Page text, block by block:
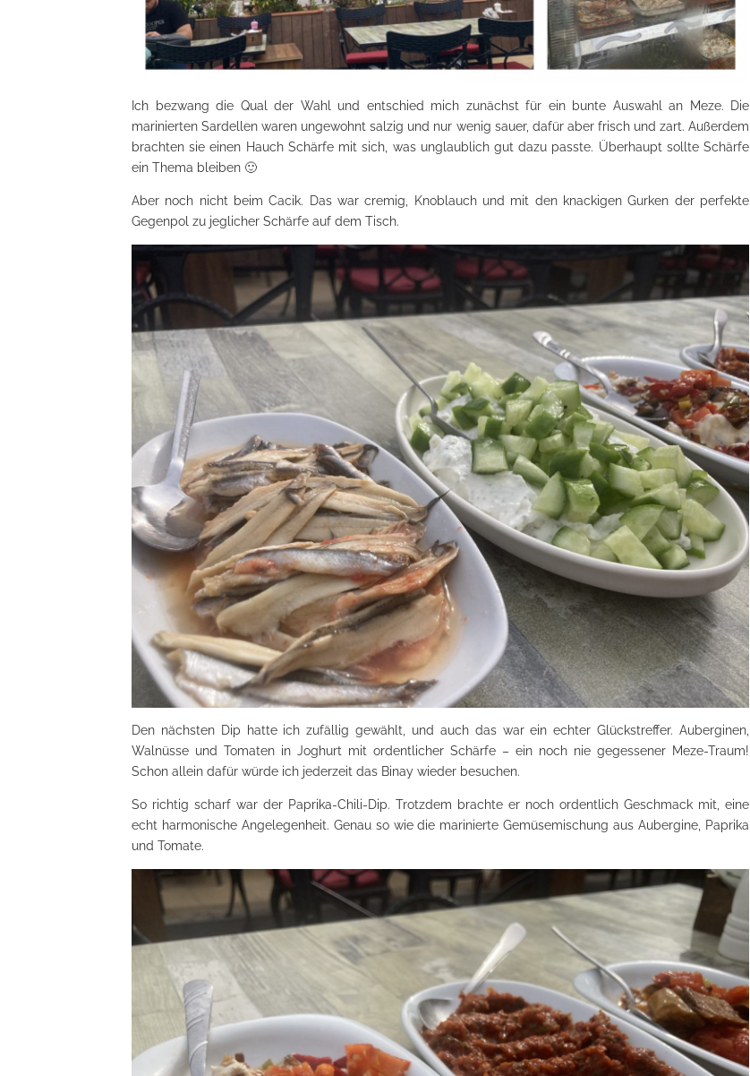
Ich bezwang die Qual der Wahl und entschied mich zunächst für ein bunte Auswahl an Meze. Die
marinierten Sardellen waren ungewohnt salzig und nur wenig sauer, dafür aber frisch und zart. Außerdem
brachten sie einen Hauch Schärfe mit sich, was unglaublich gut dazu passte. Überhaupt sollte Schärfe
ein Thema bleiben 🙂
Aber noch nicht beim Cacik. Das war cremig, Knoblauch und mit den knackigen Gurken der perfekte
Gegenpol zu jeglicher Schärfe auf dem Tisch.
Den nächsten Dip hatte ich zufällig gewählt, und auch das war ein echter Glückstreffer. Auberginen,
Walnüsse und Tomaten in Joghurt mit ordentlicher Schärfe – ein noch nie gegessener Meze-Traum!
Schon allein dafür würde ich jederzeit das Binay wieder besuchen.
So richtig scharf war der Paprika-Chili-Dip. Trotzdem brachte er noch ordentlich Geschmack mit, eine
echt harmonische Angelegenheit. Genau so wie die marinierte Gemüsemischung aus Aubergine, Paprika
und Tomate.